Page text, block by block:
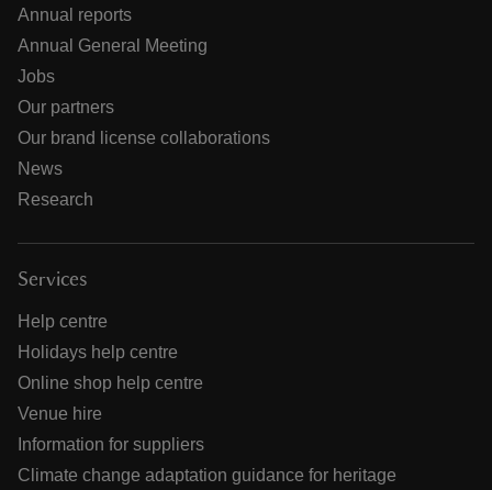
Annual reports
Annual General Meeting
Jobs
Our partners
Our brand license collaborations
News
Research
Services
Help centre
Holidays help centre
Online shop help centre
Venue hire
Information for suppliers
Climate change adaptation guidance for heritage